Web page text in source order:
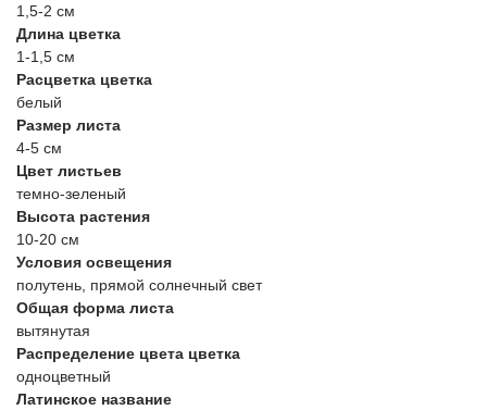
1,5-2 см
Длина цветка
1-1,5 см
Расцветка цветка
белый
Размер листа
4-5 см
Цвет листьев
темно-зеленый
Высота растения
10-20 см
Условия освещения
полутень, прямой солнечный свет
Общая форма листа
вытянутая
Распределение цвета цветка
одноцветный
Латинское название